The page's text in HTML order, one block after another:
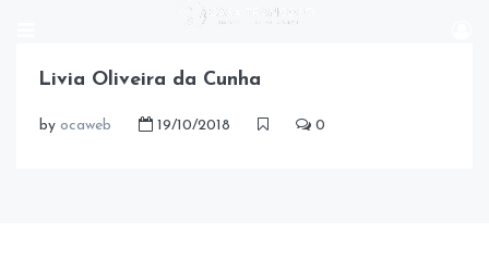
Livia Oliveira da Cunha
by ocaweb 19/10/2018 0